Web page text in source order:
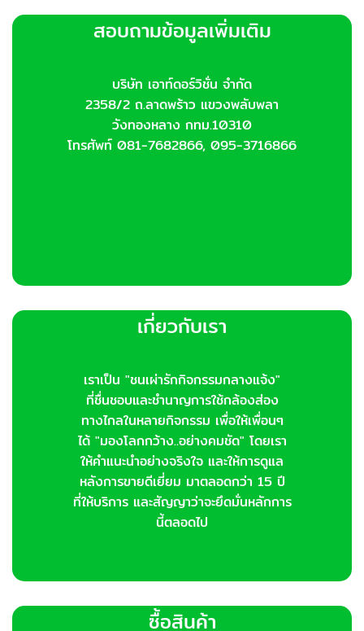
variants.
The
chosen
on
product
variants.
The
on
product
สอบถามข้อมูลเพิ่มเติม
บริษัท เอาท์ดอร์วิชั่น จำกัด
2358/2 ถ.ลาดพร้าว แขวงพลับพลา
วังทองหลาง กทม.10310
โทรศัพท์ 081-7682866, 095-3716866
เกี่ยวกับเรา
เราเป็น "ชนเผ่ารักกิจกรรมกลางแจ้ง"
ที่ชื่นชอบและชำนาญการใช้กล้องส่อง
ทางไกลในหลายกิจกรรม เพื่อให้เพื่อนๆ
ได้ "มองโลกกว้าง..อย่างคมชัด" โดยเรา
ให้คำแนะนำอย่างจริงใจ และให้การดูแล
หลังการขายดีเยี่ยม มาตลอดกว่า 15 ปี
ที่ให้บริการ และสัญญาว่าจะยึดมั่นหลักการ
นี้ตลอดไป
ซื้อสินค้า